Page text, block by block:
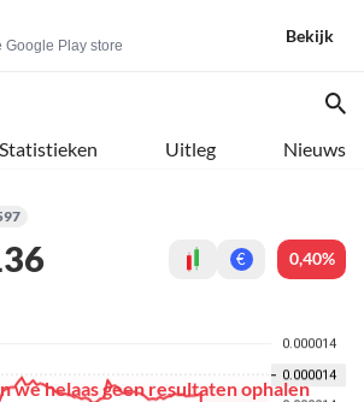
Google Play store
Bekijk
Statistieken Uitleg Nieuws
€ 0,40%
we helaas geen resultaten ophalen